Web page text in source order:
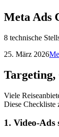
Meta Ads
8 technische
25. März 2026
Targeting,
Viele
Diese Checkliste
1. Video-Ads